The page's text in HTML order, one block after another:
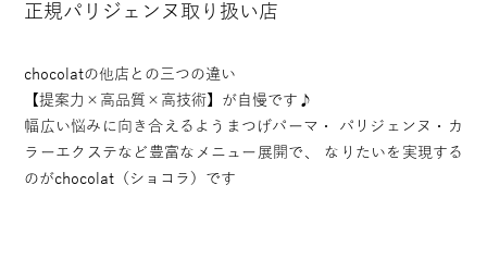
正規パリジェンヌ取り扱い店
chocolatの他店との三つの違い
【提案力×高品質×高技術】が自慢です♪
幅広い悩みに向き合えるようまつげパーマ・
パリジェンヌ・カ
ラーエクステなど豊富なメニュー展開で、
なりたいを実現する
のがchocolat（ショコラ）です